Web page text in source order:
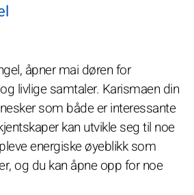
åpner mai døren for
livlige samtaler. Karismaen din
som både er interessante
kan utvikle seg til noe
energiske øyeblikk som
og du kan åpne opp for noe